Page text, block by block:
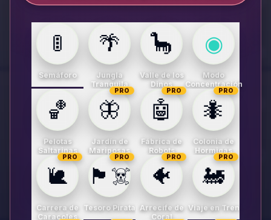
🚦
Semáforo
🌴
Jungla
Tranquila
🦕
Valle de los
Dinos
◉
Modo
Concentración
🏀
Pelotas
Saltarinas
🦋
PRO
Jardín de
Mariposas
🤖
PRO
Fábrica de
Robots
🐜
PRO
Colonia de
Hormigas
🐌
PRO
Carrera de
Caracoles
🏴‍☠️
PRO
Tesoro Pirata
🐠
PRO
Arrecife de
Coral
🚂
PRO
Viaje en Tren